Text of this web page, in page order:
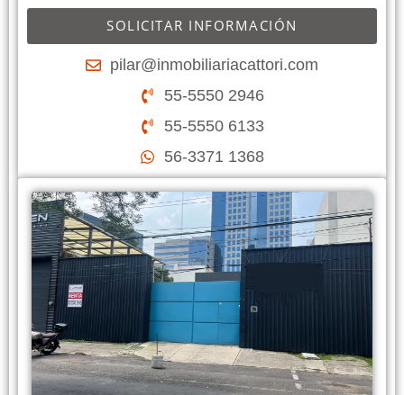
SOLICITAR INFORMACIÓN
pilar@inmobiliariacattori.com
55-5550 2946
55-5550 6133
56-3371 1368